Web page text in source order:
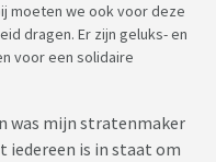
moeten we ook voor deze
dragen. Er zijn geluks- en
voor een solidaire
was mijn stratenmaker
iedereen is in staat om